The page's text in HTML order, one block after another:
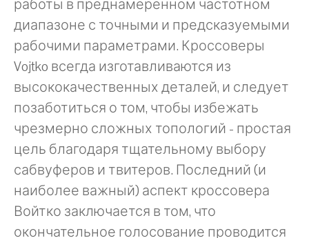
работы в преднамеренном частотном
диапазоне с точными и предсказуемыми
рабочими параметрами. Кроссоверы
Vojtko всегда изготавливаются из
высококачественных деталей, и следует
позаботиться о том, чтобы избежать
чрезмерно сложных топологий - простая
цель благодаря тщательному выбору
сабвуферов и твитеров. Последний (и
наиболее важный) аспект кроссовера
Войтко заключается в том, что
окончательное голосование проводится